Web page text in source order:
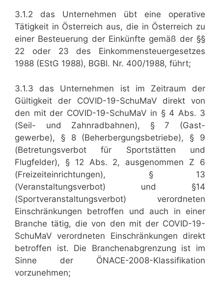
3.1.2 das Unternehmen übt eine operative
Tätigkeit in Österreich aus, die in Österreich zu
einer Besteuerung der Einkünfte gemäß der §§
22 oder 23 des Einkommensteuergesetzes
1988 (EStG 1988), BGBl. Nr. 400/1988, führt;
3.1.3 das Unternehmen ist im Zeitraum der
Gültigkeit der COVID-19-SchuMaV direkt von
den mit der COVID-19-SchuMaV in § 4 Abs. 3
(Seil- und Zahnradbahnen), § 7 (Gast-
gewerbe), § 8 (Beherbergungsbetriebe), § 9
(Betretungsverbot für Sportstätten und
Flugfelder), § 12 Abs. 2, ausgenommen Z 6
(Freizeiteinrichtungen), § 13
(Veranstaltungsverbot) und §14
(Sportveranstaltungsverbot) verordneten
Einschränkungen betroffen und auch in einer
Branche tätig, die von den mit der COVID-19-
SchuMaV verordneten Einschränkungen direkt
betroffen ist. Die Branchenabgrenzung ist im
Sinne der ÖNACE-2008-Klassifikation
vorzunehmen;